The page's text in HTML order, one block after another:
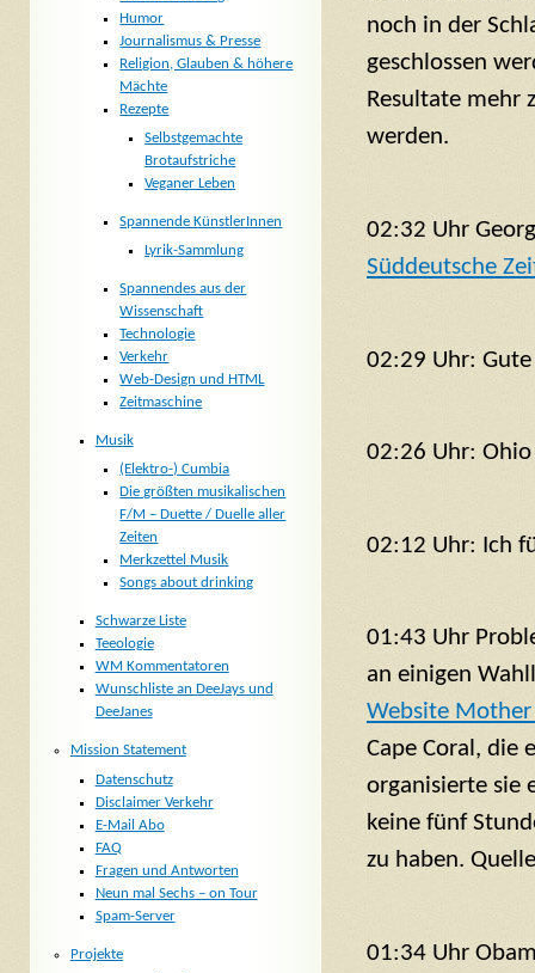
noch in der
geschlossen
Resultate mehr
werden.
02:32 Uhr
Süddeutsche
02:29 Uhr:
02:26 Uhr:
02:12 Uhr: Ich
01:43 Uhr
an einigen
Website
Cape Coral, die
organisierte sie
keine fünf
zu haben.
01:34 Uhr
Humor
Journalismus & Presse
Religion, Glauben & höhere
Mächte
Rezepte
Selbstgemachte
Brotaufstriche
Veganer Leben
Spannende KünstlerInnen
Lyrik-Sammlung
Spannendes aus der
Wissenschaft
Technologie
Verkehr
Web-Design und HTML
Zeitmaschine
Musik
(Elektro-) Cumbia
Die größten musikalischen
F/M – Duette / Duelle aller
Zeiten
Merkzettel Musik
Songs about drinking
Schwarze Liste
Teeologie
WM Kommentatoren
Wunschliste an DeeJays und
DeeJanes
Mission Statement
Datenschutz
Disclaimer Verkehr
E-Mail Abo
FAQ
Fragen und Antworten
Neun mal Sechs – on Tour
Spam-Server
Projekte